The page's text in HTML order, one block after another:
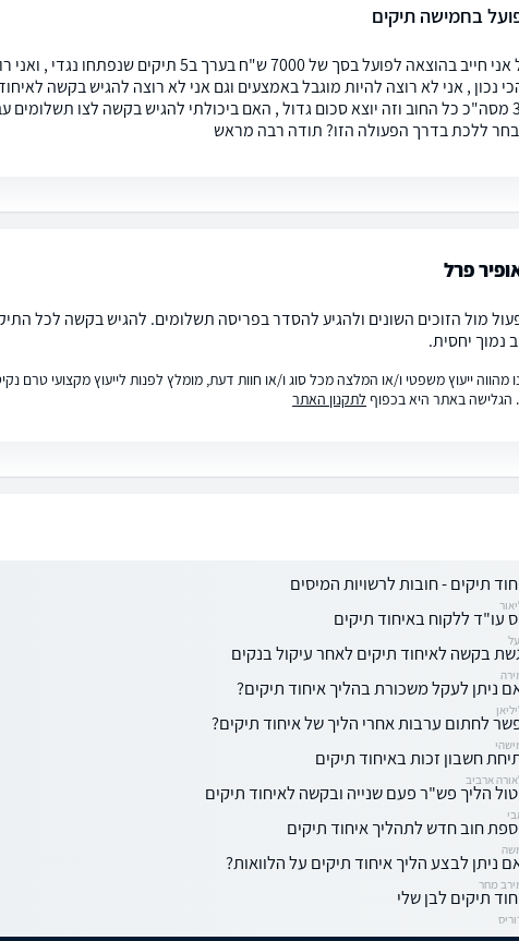
בחמישה תיקים
שלום רב עו"ד פרל אני חייב בהוצאה לפועל בסך של
נכון , אני לא רוצה להיות מוגבל באמצעים וגם אני לא רוצה להגיש בקשה
מה שהבנתי זה 3% מסה"כ כל החוב וזה יוצא סכום גדול , האם ביכולתי להגיש בקשה לצו
ללכת בדרך הפעולה הזו? תודה רבה מראש
פרל
מול הזוכים השונים ולהגיע להסדר בפריסה תשלומים. להגיש בקשה לכל
נמוך יחסית.
מהווה ייעוץ משפטי ו/או המלצה מכל סוג ו/או חוות דעת, מומלץ לפנות לייעוץ מקצועי טרם
הגלישה באתר היא בכפוף לתקנון האתר
תיקים - חובות לרשויות המיסים
עו"ד ללקוח באיחוד תיקים
בקשה לאיחוד תיקים לאחר עיקול בנקים
ניתן לעקל משכורת בהליך איחוד תיקים?
לחתום ערבות אחרי הליך של איחוד תיקים?
חשבון זכות באיחוד תיקים
ארביב
הליך פש"ר פעם שנייה ובקשה לאיחוד תיקים
חוב חדש לתהליך איחוד תיקים
ניתן לבצע הליך איחוד תיקים על הלוואות?
מחר
תיקים לבן שלי